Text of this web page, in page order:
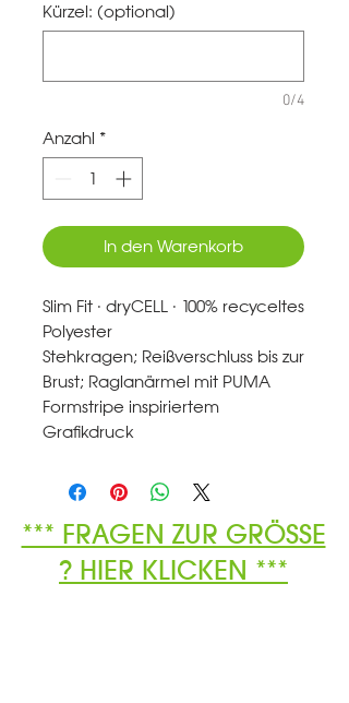
Kürzel: (optional)
0/4
Anzahl *
In den Warenkorb
Slim Fit · dryCELL · 100% recyceltes
Polyester
Stehkragen; Reißverschluss bis zur
Brust; Raglanärmel mit PUMA
Formstripe inspiriertem
Grafikdruck
*** FRAGEN ZUR GRÖSSE
? HIER KLICKEN ***